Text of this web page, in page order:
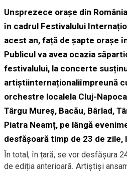
Unsprezece orașe din
în cadrul Festivalului
acest an, față de șapte orașe
Publicul va avea ocazia
festivalului, la concerte
artiștiinternaționaliîmpreună
orchestre localela Cluj-
Târgu Mureș, Bacău, Bârlad,
Piatra Neamț, pe lângă
desfășoară timp de 23 de zile,
În total, în țară, se vor desfășura
de ediția anterioară. Artiștiși